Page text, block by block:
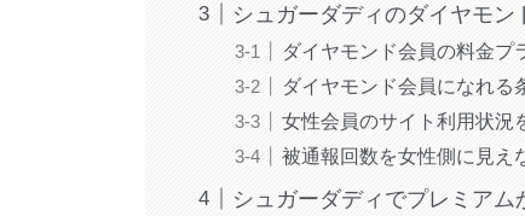
シュガーダディのダイヤモン
ダイヤモンド会員の料金プ
ダイヤモンド会員になれる
女性会員のサイト利用状況
被通報回数を女性側に見え
シュガーダディでプレミアム